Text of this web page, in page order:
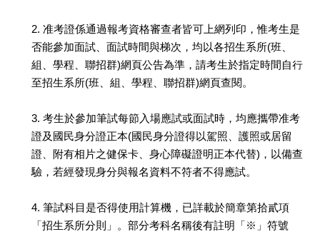
2. 准考證係通過報考資格審查者皆可上網列印，惟考生是
否能參加面試、面試時間與梯次，均以各招生系所(班、
組、學程、聯招群)網頁公告為準，請考生於指定時間自行
至招生系所(班、組、學程、聯招群)網頁查閱。
3. 考生於參加筆試每節入場應試或面試時，均應攜帶准考
證及國民身分證正本(國民身分證得以駕照、護照或居留
證、附有相片之健保卡、身心障礙證明正本代替)，以備查
驗，若經發現身分與報名資料不符者不得應試。
4. 筆試科目是否得使用計算機，已詳載於簡章第拾貳項
「招生系所分則」。部分考科名稱後有註明「※」符號